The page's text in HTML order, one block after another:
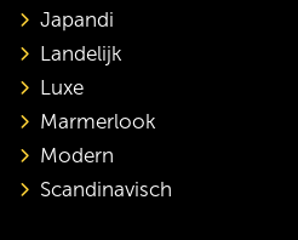
Japandi
Landelijk
Luxe
Marmerlook
Modern
Scandinavisch